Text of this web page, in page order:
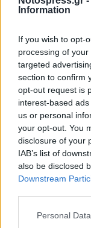
Information
If you wish to opt-
processing of
targeted
section to confirm
opt-out request is
interest-based
us or personal
your opt-out. You
disclosure of your
IAB’s list of
also be disclosed
Downstream
Personal
είμαστε
«Προσπάθησα
ανησυχούμε για
τις τόσο
αδιαφόρησε
έχουμε
Τώρα, η
να της μιλήσει.
Ακολουθήστε το